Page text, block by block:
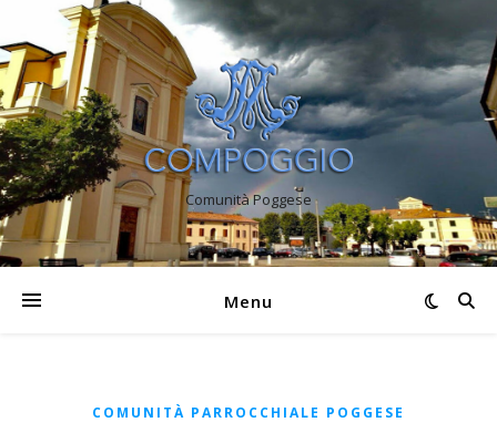
Comunità Poggese
Menu
COMUNITÀ PARROCCHIALE POGGESE